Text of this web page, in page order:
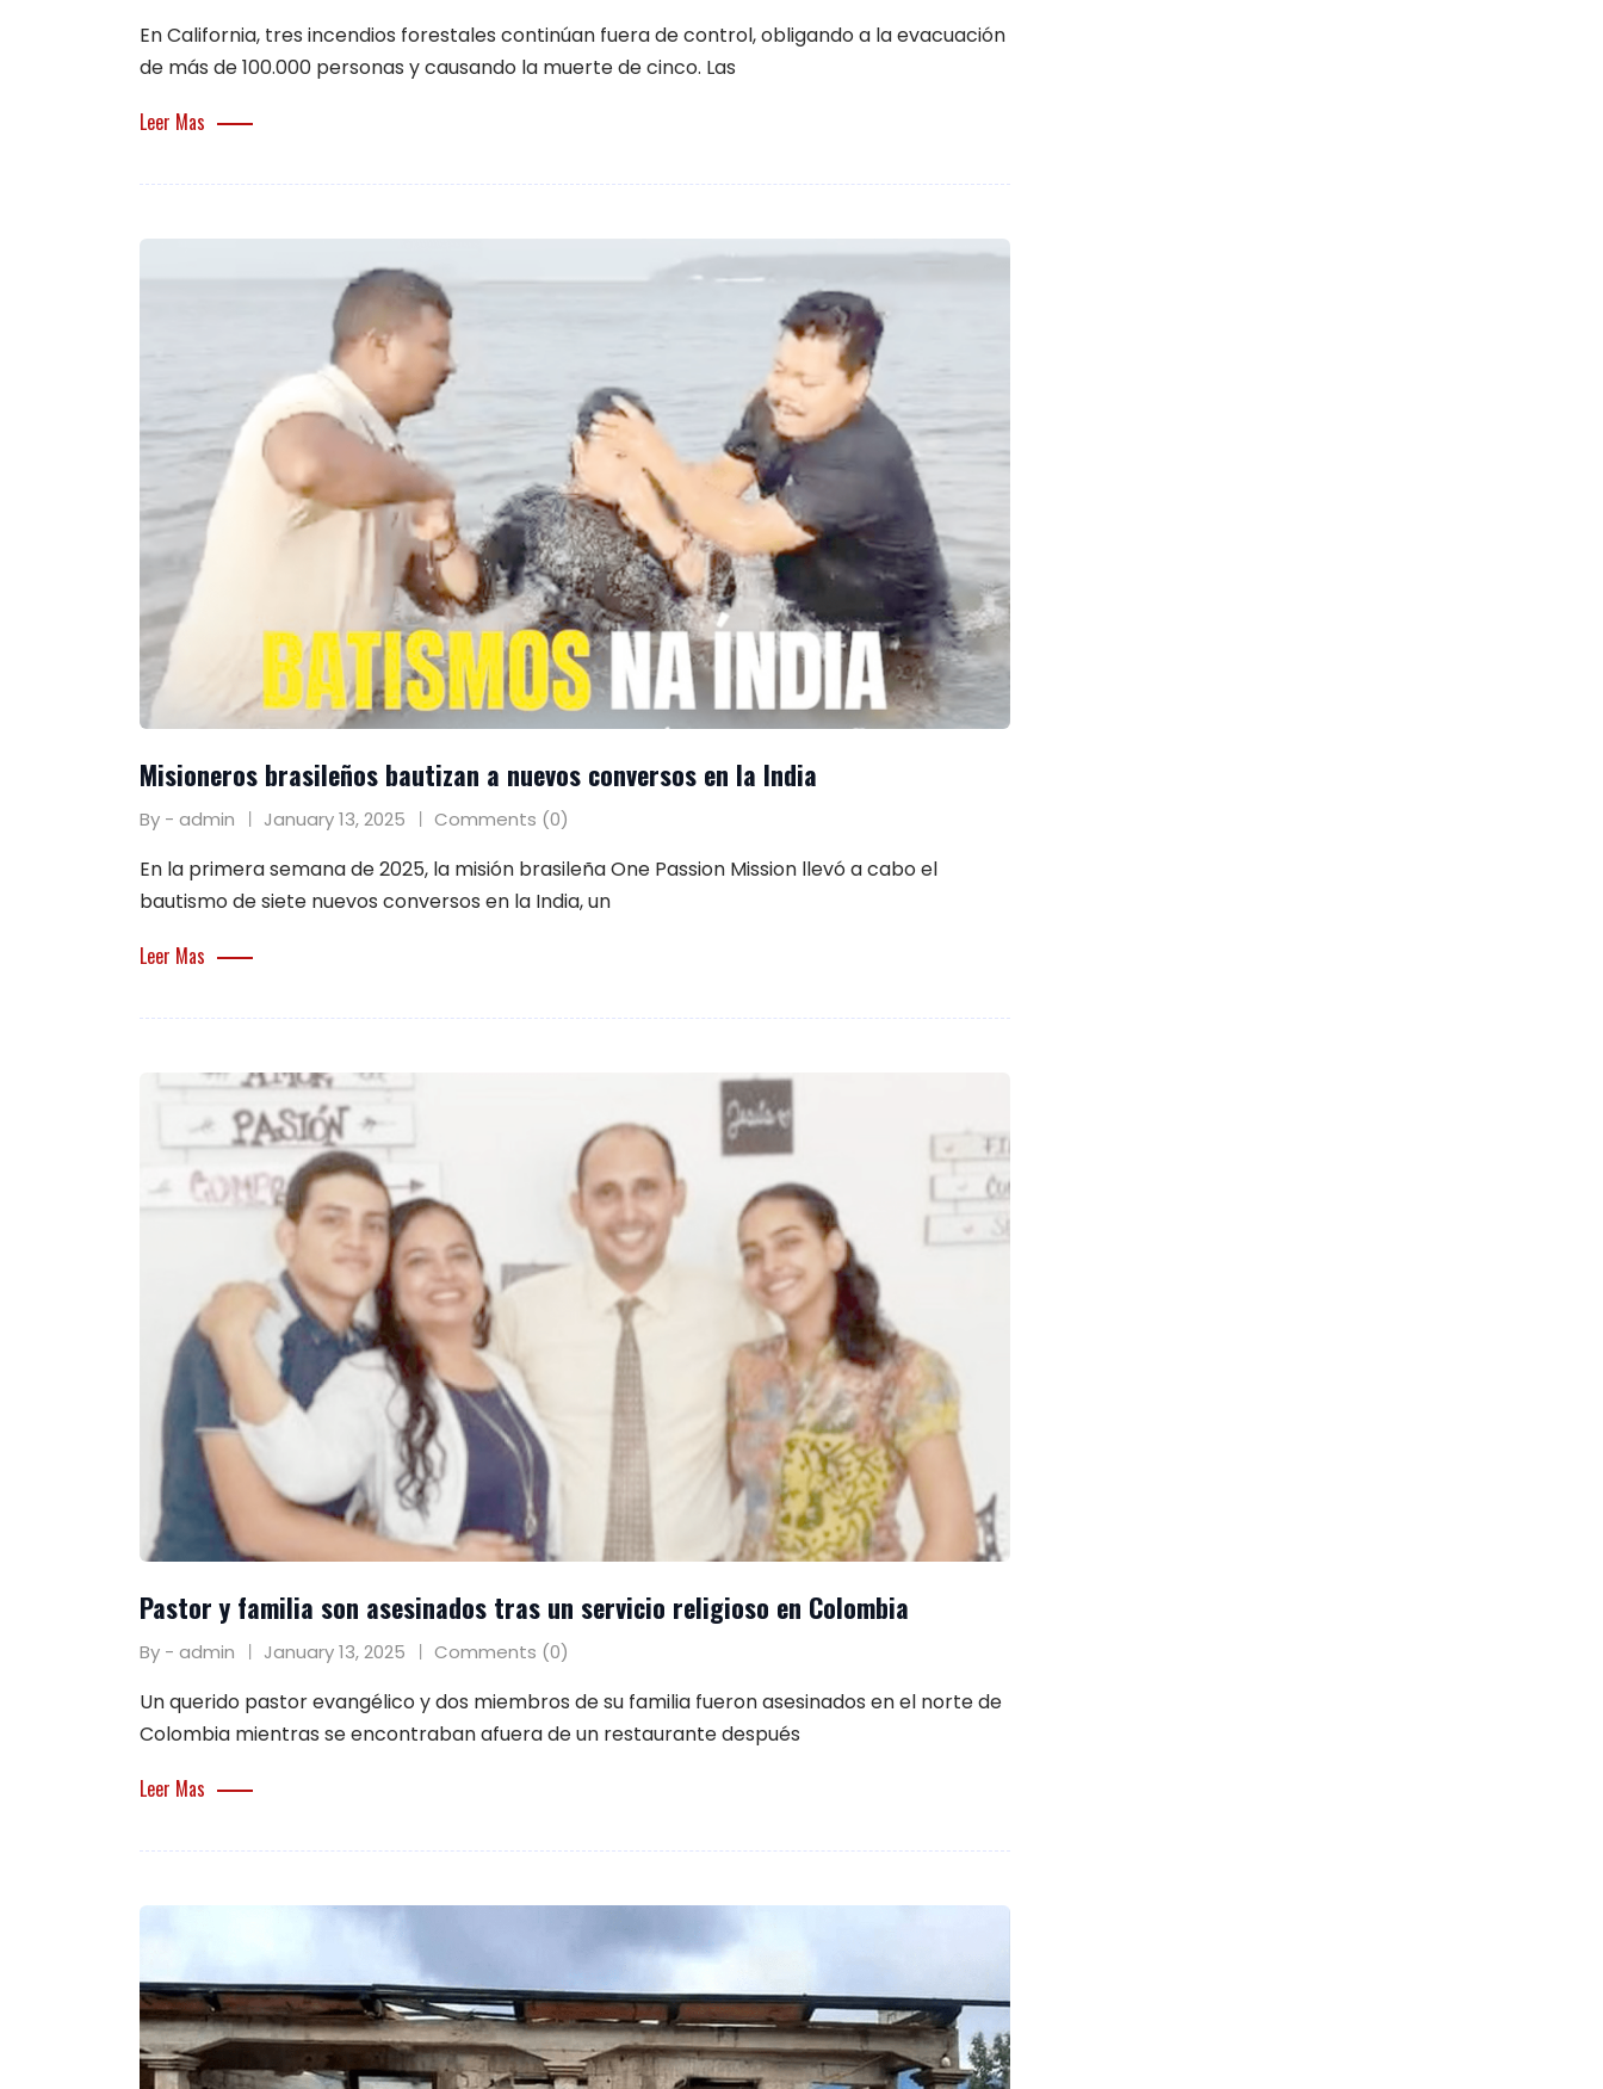
En California, tres incendios forestales continúan fuera de control, obligando a la evacuación
de más de 100.000 personas y causando la muerte de cinco. Las
Leer Mas
Misioneros brasileños bautizan a nuevos conversos en la India
By - admin January 13, 2025 Comments (0)
En la primera semana de 2025, la misión brasileña One Passion Mission llevó a cabo el
bautismo de siete nuevos conversos en la India, un
Leer Mas
Pastor y familia son asesinados tras un servicio religioso en Colombia
By - admin January 13, 2025 Comments (0)
Un querido pastor evangélico y dos miembros de su familia fueron asesinados en el norte de
Colombia mientras se encontraban afuera de un restaurante después
Leer Mas